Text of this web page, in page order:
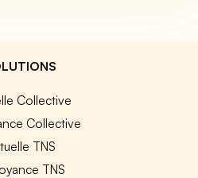
Collective
Collective
TNS
TNS